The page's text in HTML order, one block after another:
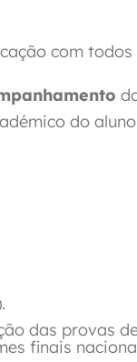
com todos
do
das provas
finais